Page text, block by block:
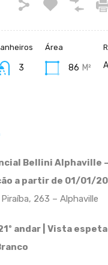
3
Área
86 M²
Bellini Alphaville
a partir de 01/01/
263 – Alphaville
andar | Vista